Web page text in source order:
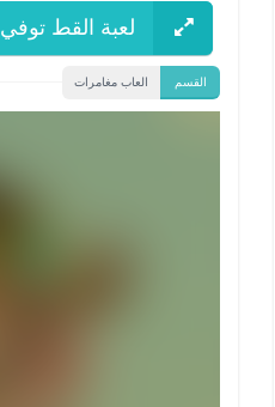
لعبة القط توفي
القسم العاب مغامرات